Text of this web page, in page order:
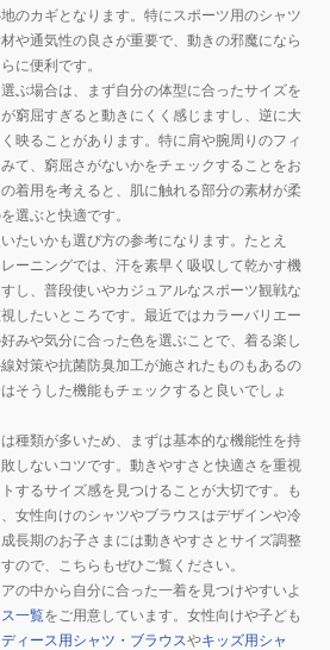
のカギとなります。特にスポーツ用のシャツ
や通気性の良さが重要で、動きの邪魔になら
に便利です。
ぶ場合は、まず自分の体型に合ったサイズを
窮屈すぎると動きにくく感じますし、逆に大
映ることがあります。特に肩や腕周りのフィ
て、窮屈さがないかをチェックすることをお
着用を考えると、肌に触れる部分の素材が柔
選ぶと快適です。
たいかも選び方の参考になります。たとえ
ーニングでは、汗を素早く吸収して乾かす機
し、普段使いやカジュアルなスポーツ観戦な
したいところです。最近ではカラーバリエー
みや気分に合った色を選ぶことで、着る楽し
対策や抗菌防臭加工が施されたものもあるの
そうした機能もチェックすると良いでしょ
種類が多いため、まずは基本的な機能性を持
しないコツです。動きやすさと快適さを重視
するサイズ感を見つけることが大切です。も
女性向けのシャツやブラウスはデザインや冷
長期のお子さまには動きやすさとサイズ調整
ので、こちらもぜひご覧ください。
の中から自分に合った一着を見つけやすいよ
一覧をご用意しています。女性向けや子ども
ィース用シャツ・ブラウスやキッズ用シャ